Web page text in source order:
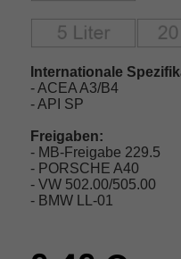
Internationale
- ACEA A3/B4
- API SP
Freigaben:
- MB-Freigabe 229.5
- PORSCHE A40
- VW 502.00/505.00
- BMW LL-01